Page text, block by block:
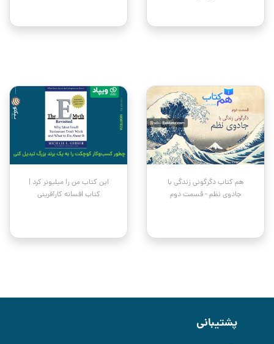
هم کتاب دگرگونی زندگی با
جادوی نظم - قسمت دوم
این کتاب من را میلیونر کرد |
کتاب افسانه کارآفرینی
پشتیبانی